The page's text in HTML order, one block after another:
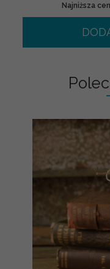
Najniższa